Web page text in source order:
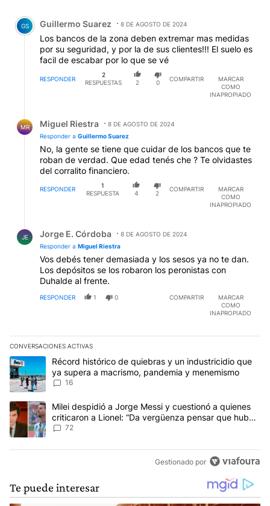
Comentario de Guillermo Suarez.
GS Guillermo Suarez 8 DE AGOSTO DE 2024
Los bancos de la zona deben extremar mas medidas
por su seguridad, y por la de sus clientes!!! El suelo es
facil de escabar por lo que se vé
RESPONDER
2
RESPUESTAS
2 0
COMPARTIR
MARCAR
COMO
INAPROPIADO
MR Miguel Riestra
8 DE AGOSTO DE 2024
Responder a Guillermo Suarez
No, la gente se tiene que cuidar de los bancos que te
roban de verdad. Que edad tenés che ? Te olvidastes
del corralito financiero.
RESPONDER
1
RESPUESTA
4 2
COMPARTIR
MARCAR
COMO
INAPROPIADO
JE Jorge E. Córdoba
8 DE AGOSTO DE 2024
Responder a Miguel Riestra
Vos debés tener demasiada y los sesos ya no te dan.
Los depósitos se los robaron los peronistas con
Duhalde al frente.
RESPONDER 1 0 COMPARTIR
MARCAR
COMO
INAPROPIADO
CONVERSACIONES ACTIVAS
Este listado muestra los artículos con más comentarios en los
Un artículo de tendencia con el título "Récord histórico de
Récord histórico de quiebras y un industricidio que
ya supera a macrismo, pandemia y menemismo
16
Un artículo de tendencia con el título "Milei despidió a Jorge
Milei despidió a Jorge Messi y cuestionó a quienes
criticaron a Lionel: “Da vergüenza pensar que hubo
anti-Messi”
72
Gestionado por